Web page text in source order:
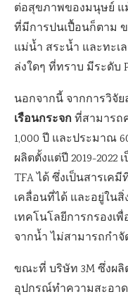
ต่อสุขภาพของมนุษย์ แ
ที่มีการปนเปื้อนก็ตาม
แม่น้ำ สระน้ำ และทะเ
ล่งใดๆ ที่ทราบ มีระดับ
นอกจากนี้ จากการวิจั
เรือนกระจก ที่สามารถ
1,000 ปี และประมาณ
ผลิตตั้งแต่ปี 2019-
TFA ได้ ซึ่งเป็นสารเค
เคลื่อนที่ได้ และอยู่ใน
เทคโนโลยีการกรองเ
จากน้ำ ไม่สามารถกำ
ขณะที่ บริษัท 3M ซึ่งผ
อุปกรณ์ทำความสะอา